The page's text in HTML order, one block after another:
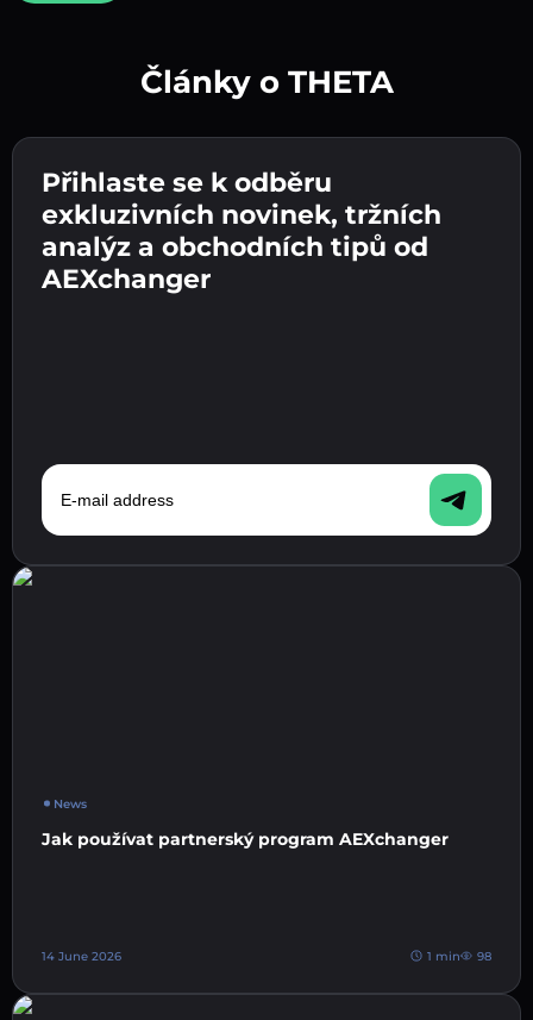
Zadejte adresu své kryptopeněženky 👉
pokračujte k dalšímu kroku.
Potvrďte svou totožnost 👉 pokračujte k
poslednímu kroku.
Odešlete vklad 👉 obdržíte kryptoměnu nebo
fiat měnu ve své peněžence.
Články o THETA
Přihlaste se k odběru
exkluzivních novinek, tržních
analýz a obchodních tipů od
AEXchanger
E-mail address
News
Jak používat partnerský program AEXchanger
14 June 2026 1 min 98